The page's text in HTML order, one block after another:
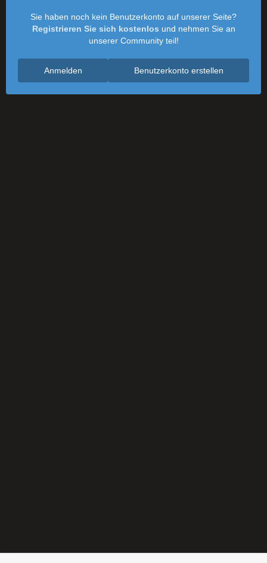
Sie haben noch kein Benutzerkonto auf unserer Seite?
Registrieren Sie sich kostenlos und nehmen Sie an
unserer Community teil!
Benutzerkonto erstellen
Anmelden